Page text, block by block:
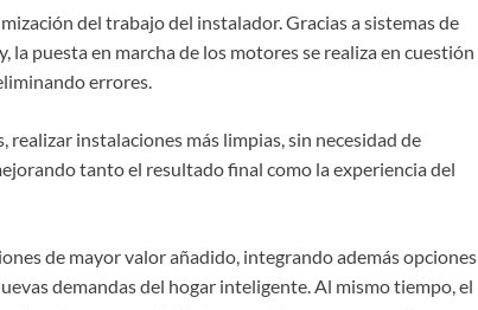
del trabajo del instalador. Gracias a sistemas de
puesta en marcha de los motores se realiza en cuestión
errores.
instalaciones más limpias, sin necesidad de
tanto el resultado final como la experiencia del
de mayor valor añadido, integrando además opciones
demandas del hogar inteligente. Al mismo tiempo, el